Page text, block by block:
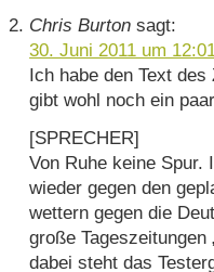
Chris Burton sagt:
30. Juni 2011 um
Ich habe den Text
gibt wohl noch ein
[SPRECHER]
Von Ruhe keine Spur.
wieder gegen den
wettern gegen die
große
dabei steht das